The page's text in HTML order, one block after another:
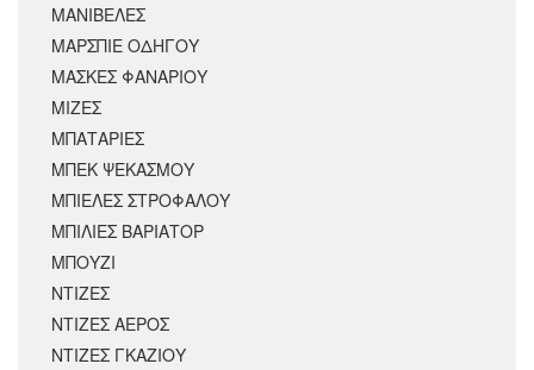
ΜΑΝΙΒΕΛΕΣ
ΜΑΡΣΠΙΕ ΟΔΗΓΟΥ
ΜΑΣΚΕΣ ΦΑΝΑΡΙΟΥ
ΜΙΖΕΣ
ΜΠΑΤΑΡΙΕΣ
ΜΠΕΚ ΨΕΚΑΣΜΟΥ
ΜΠΙΕΛΕΣ ΣΤΡΟΦΑΛΟΥ
ΜΠΙΛΙΕΣ ΒΑΡΙΑΤΟΡ
ΜΠΟΥΖΙ
ΝΤΙΖΕΣ
ΝΤΙΖΕΣ ΑΕΡΟΣ
ΝΤΙΖΕΣ ΓΚΑΖΙΟΥ